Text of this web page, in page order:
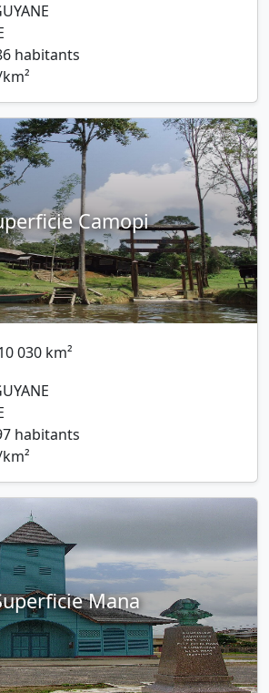
habitants
Camopi
030 km²
habitants
Mana